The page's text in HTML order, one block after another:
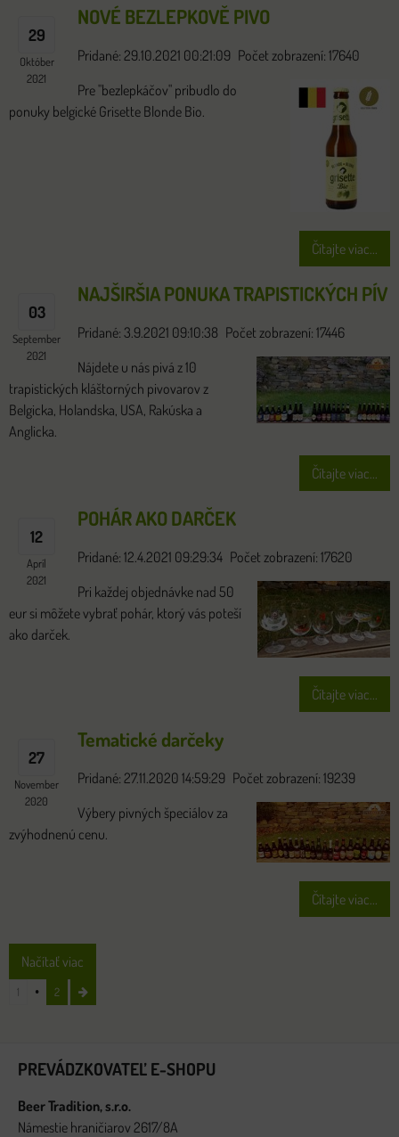
29
Október
2021
NOVÉ BEZLEPKOVĚ PIVO
Pridané: 29.10.2021 00:21:09 Počet zobrazení: 17640
Pre "bezlepkáčov" pribudlo do
ponuky belgické Grisette Blonde Bio.
Čítajte viac...
03
September
2021
NAJŠIRŠIA PONUKA TRAPISTICKÝCH PÍV
Pridané: 3.9.2021 09:10:38 Počet zobrazení: 17446
Nájdete u nás pivá z 10
trapistických kláštorných pivovarov z
Belgicka, Holandska, USA, Rakúska a
Anglicka.
Čítajte viac...
12
Apríl
2021
POHÁR AKO DARČEK
Pridané: 12.4.2021 09:29:34 Počet zobrazení: 17620
Pri každej objednávke nad 50
eur si môžete vybrať pohár, ktorý vás poteší
ako darček.
Čítajte viac...
27
November
2020
Tematické darčeky
Pridané: 27.11.2020 14:59:29 Počet zobrazení: 19239
Výbery pivných špeciálov za
zvýhodnenú cenu.
Čítajte viac...
Načítať viac
1 2
PREVÁDZKOVATEĽ E-SHOPU
Beer Tradition, s.r.o.
Námestie hraničiarov 2617/8A